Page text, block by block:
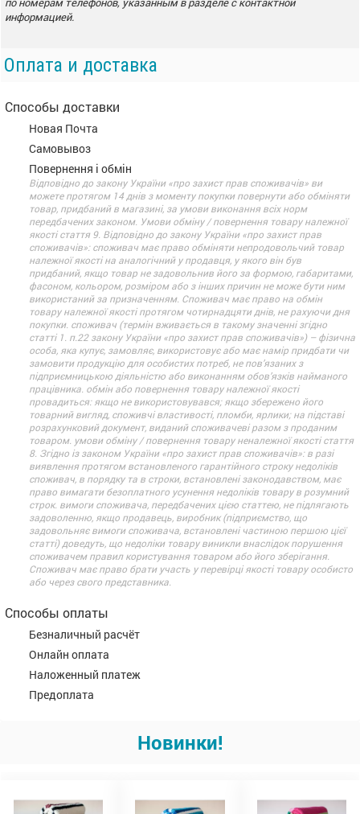
информацией.
Оплата и доставка
Способы доставки
Новая Почта
Самовывоз
Повернення і обмін
Відповідно до закону України «про захист прав споживачів» ви
можете протягом 14 днів з моменту покупки повернути або обміняти
товар, придбаний в магазині, за умови виконання всіх норм
передбачених законом. Умови обміну / повернення товару належної
якості стаття 9. Відповідно до закону України «про захист прав
споживачів»: споживач має право обміняти непродовольчий товар
належної якості на аналогічний у продавця, у якого він був
придбаний, якщо товар не задовольнив його за формою, габаритами,
фасоном, кольором, розміром або з інших причин не може бути ним
використаний за призначенням. Споживач має право на обмін
товару належної якості протягом чотирнадцяти днів, не рахуючи дня
покупки. споживач (термін вживається в такому значенні згідно
статті 1. п.22 закону України «про захист прав споживачів») – фізична
особа, яка купує, замовляє, використовує або має намір придбати чи
замовити продукцію для особистих потреб, не пов’язаних з
підприємницькою діяльністю або виконанням обов’язків найманого
працівника. обмін або повернення товару належної якості
провадиться: якщо не використовувався; якщо збережено його
товарний вигляд, споживчі властивості, пломби, ярлики; на підставі
розрахунковий документ, виданий споживачеві разом з проданим
товаром. умови обміну / повернення товару неналежної якості стаття
8. Згідно із законом України «про захист прав споживачів»: в разі
виявлення протягом встановленого гарантійного строку недоліків
споживач, в порядку та в строки, встановлені законодавством, має
право вимагати безоплатного усунення недоліків товару в розумний
строк. вимоги споживача, передбачених цією статтею, не підлягають
задоволенню, якщо продавець, виробник (підприємство, що
задовольняє вимоги споживача, встановлені частиною першою цієї
статті) доведуть, що недоліки товару виникли внаслідок порушення
споживачем правил користування товаром або його зберігання.
Споживач має право брати участь у перевірці якості товару особисто
або через свого представника.
Способы оплаты
Безналичный расчёт
Онлайн оплата
Наложенный платеж
Предоплата
Новинки!